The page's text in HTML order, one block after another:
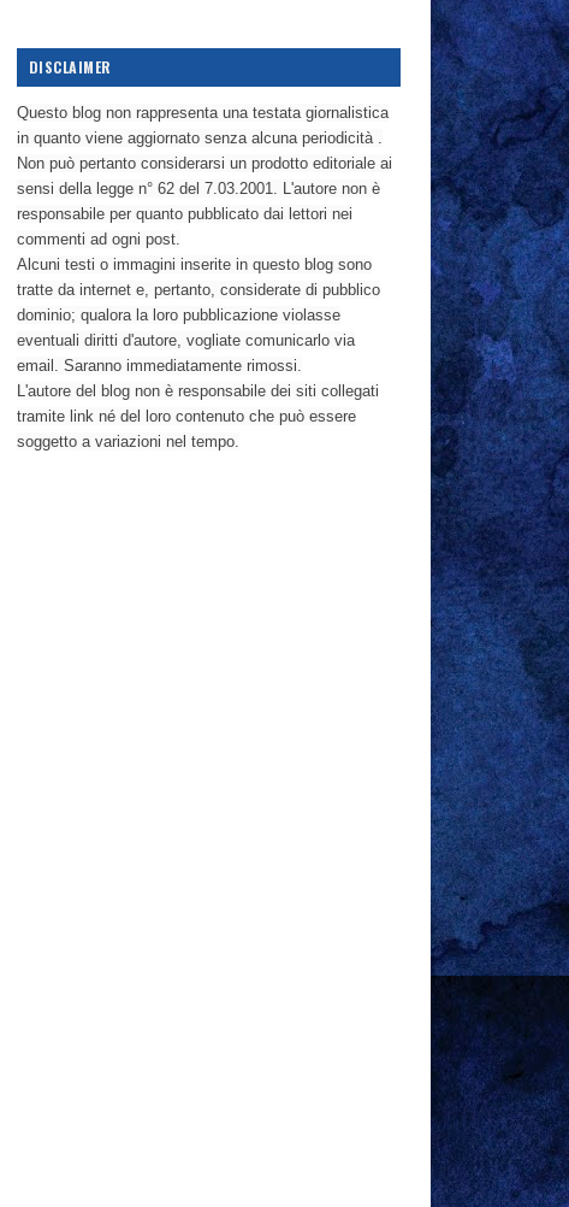
DISCLAIMER
Questo blog non rappresenta una testata giornalistica
in quanto viene aggiornato senza alcuna periodicità .
Non può pertanto considerarsi un prodotto editoriale ai
sensi della legge n° 62 del 7.03.2001. L'autore non è
responsabile per quanto pubblicato dai lettori nei
commenti ad ogni post.
Alcuni testi o immagini inserite in questo blog sono
tratte da internet e, pertanto, considerate di pubblico
dominio; qualora la loro pubblicazione violasse
eventuali diritti d'autore, vogliate comunicarlo via
email. Saranno immediatamente rimossi.
L'autore del blog non è responsabile dei siti collegati
tramite link né del loro contenuto che può essere
soggetto a variazioni nel tempo.